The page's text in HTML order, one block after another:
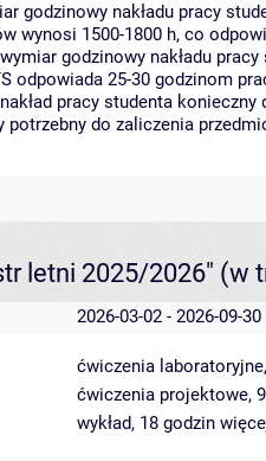
godzinowy nakładu pracy
wynosi 1500-1800 h, co
godzinowy nakładu
odpowiada 25-30 godzinom
pracy studenta
potrzebny do zaliczenia
letni 2025/2026" (w
2026-03-02 - 2026-09-30
ćwiczenia
ćwiczenia projektowe,
wykład, 18 godzin